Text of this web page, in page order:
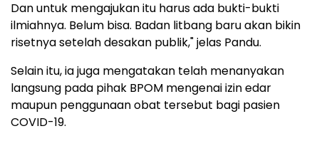
Dan untuk mengajukan itu harus ada bukti-bukti
ilmiahnya. Belum bisa. Badan litbang baru akan bikin
risetnya setelah desakan publik," jelas Pandu.
Selain itu, ia juga mengatakan telah menanyakan
langsung pada pihak BPOM mengenai izin edar
maupun penggunaan obat tersebut bagi pasien
COVID-19.